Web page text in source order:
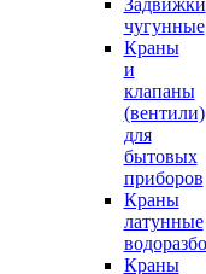
Задвижки
чугунные
Краны
и
клапаны
(вентили)
для
бытовых
приборов
Краны
латунные
Краны